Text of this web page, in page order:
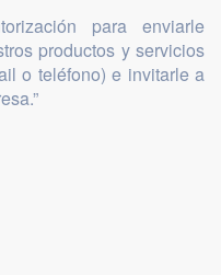
para enviarle
productos y servicios
o teléfono) e invitarle a